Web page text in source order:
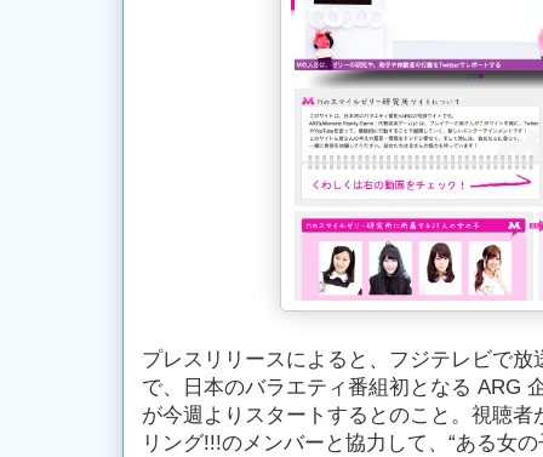
プレスリリースによると、フジテレビで放
で、日本のバラエティ番組初となる ARG
が今週よりスタートするとのこと。視聴
リング!!!のメンバーと協力して、“ある女